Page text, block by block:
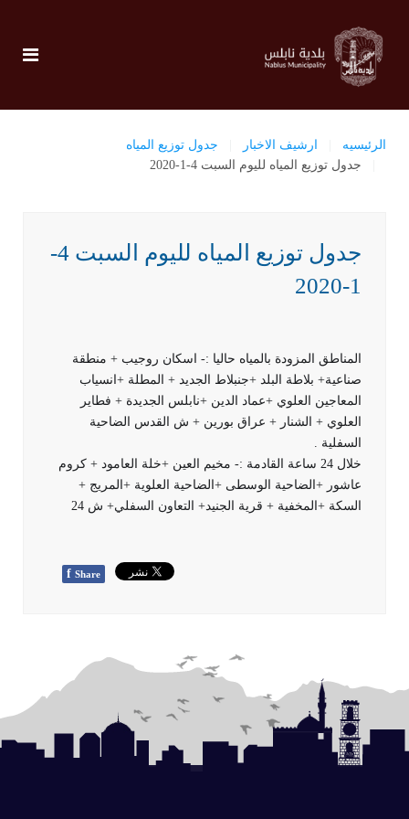
الرئيسيه ارشيف الاخبار
جدول توزيع المياه
جدول توزيع المياه لليوم السبت 4-1-2020
جدول توزيع المياه لليوم السبت 4-
1-2020
المناطق المزودة بالمياه حاليا :- اسكان روجيب + منطقة
صناعية+ بلاطة البلد +جنبلاط الجديد + المطلة +انسياب
المعاجين العلوي +عماد الدين +نابلس الجديدة + فطاير
العلوي + الشنار + عراق بورين + ش القدس الضاحية
السفلية .
خلال 24 ساعة القادمة :- مخيم العين +خلة العامود + كروم
عاشور +الضاحية الوسطى +الضاحية العلوية +المريج +
السكة +المخفية + قرية الجنيد+ التعاون السفلي+ ش 24
f Share